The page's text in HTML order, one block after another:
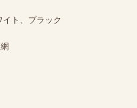
ト、ブラック